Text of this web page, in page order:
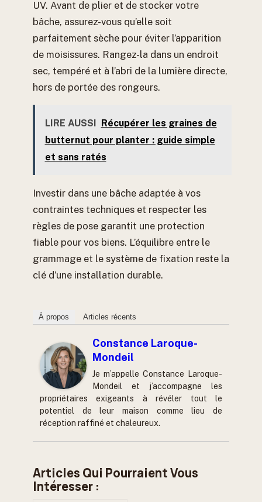
UV. Avant de plier et de stocker votre
bâche, assurez-vous qu’elle soit
parfaitement sèche pour éviter l’apparition
de moisissures. Rangez-la dans un endroit
sec, tempéré et à l’abri de la lumière directe,
hors de portée des rongeurs.
LIRE AUSSI Récupérer les graines de
butternut pour planter : guide simple
et sans ratés
Investir dans une bâche adaptée à vos
contraintes techniques et respecter les
règles de pose garantit une protection
fiable pour vos biens. L’équilibre entre le
grammage et le système de fixation reste la
clé d’une installation durable.
À propos Articles récents
Constance Laroque-
Mondeil
Je m’appelle Constance Laroque-
Mondeil et j’accompagne les
propriétaires exigeants à révéler tout le
potentiel de leur maison comme lieu de
réception raffiné et chaleureux.
Articles Qui Pourraient Vous
Intéresser :